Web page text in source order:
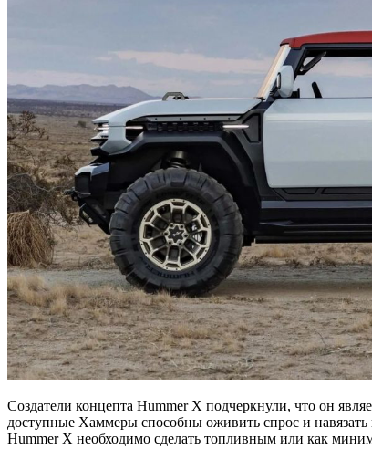
Создатели концепта Hummer X подчеркнули, что он
доступные Хаммеры способны оживить спрос и
Hummer X необходимо сделать топливным или как